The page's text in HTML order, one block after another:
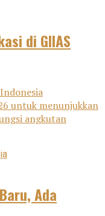
di GIIAS
untuk menunjukkan
angkutan
Ada